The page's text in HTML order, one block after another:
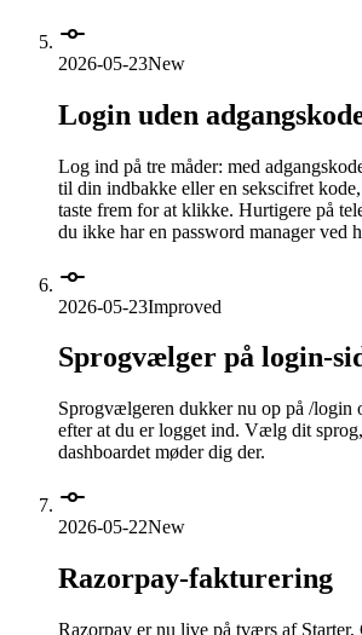
2026-05-23New
Login uden
Log ind på tre måder: med
til din indbakke eller en sekscifret
taste frem for at klikke. Hurtigere på
du ikke har en password manager ved
2026-05-23Improved
Sprogvælger på login-
Sprogvælgeren dukker nu op på /login
efter at du er logget ind. Vælg dit
dashboardet møder dig der.
2026-05-22New
Razorpay-fakturering
Razorpay er nu live på tværs af